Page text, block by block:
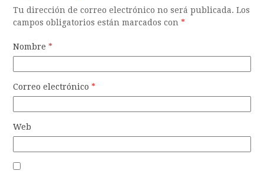
Tu dirección de correo electrónico no será publicada. Los
campos obligatorios están marcados con*
Nombre*
Correo electrónico*
Web